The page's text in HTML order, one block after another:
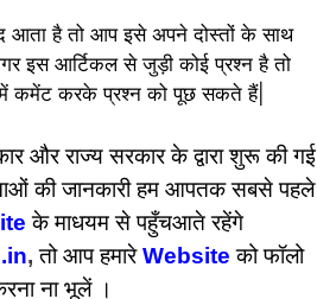
है तो आप इसे अपने दोस्तों के साथ
इस आर्टिकल से जुड़ी कोई प्रश्न है तो
कमेंट करके प्रश्न को पूछ सकते हैं|
और राज्य सरकार के द्वारा शुरू की गई
की जानकारी हम आपतक सबसे पहले
के माधयम से पहुँचआते रहेंगे
,तो आप हमारेWebsiteको फॉलो
ना भूलें ।